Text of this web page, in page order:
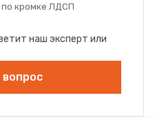
по кромке ЛДСП
наш эксперт или